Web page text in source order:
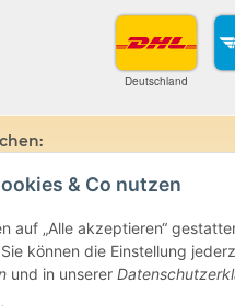
& Co nutzen
auf „Alle akzeptieren“
können die Einstellung
und in unserer
Deutschland
Mineralien werden im
dem Vertragspartner
Angaben beruhen
oder Heilpraktiker und sind
Therapieform dar.